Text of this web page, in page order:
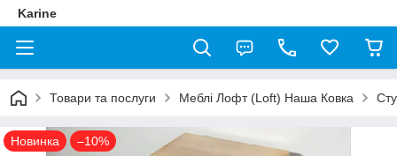
Karine
Товари та послуги Меблі Лофт (Loft) Наша Ковка
Новинка –10%